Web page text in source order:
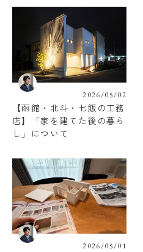
2026/05/02
【函館・北斗・七飯の工務
店】「家を建てた後の暮ら
し」について
2026/05/01